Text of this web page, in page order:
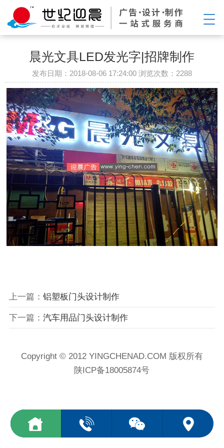
晨光文具LED发光字|招牌制作
发布日期：2018-08-06 17:24:00 浏览次数： 2288
上一篇： 铝塑板门头设计制作
下一篇： 汽车用品门头设计制作
Copyright © 2012 YINGCHENAD.COM 版权所有
陕ICP备18005874号